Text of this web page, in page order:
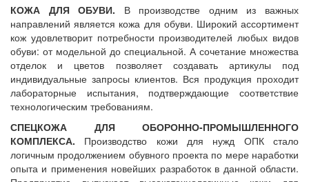
КОЖА ДЛЯ ОБУВИ. В производстве одним из важных
направлений является кожа для обуви. Широкий ассортимент
кож удовлетворит потребности производителей любых видов
обуви: от модельной до специальной. А сочетание множества
отделок и цветов позволяет создавать артикулы под
индивидуальные запросы клиентов. Вся продукция проходит
лабораторные испытания, подтверждающие соответствие
технологическим требованиям.
СПЕЦКОЖА ДЛЯ ОБОРОННО-ПРОМЫШЛЕННОГО
КОМПЛЕКСА. Производство кожи для нужд ОПК стало
логичным продолжением обувного проекта по мере наработки
опыта и применения новейших разработок в данной области.